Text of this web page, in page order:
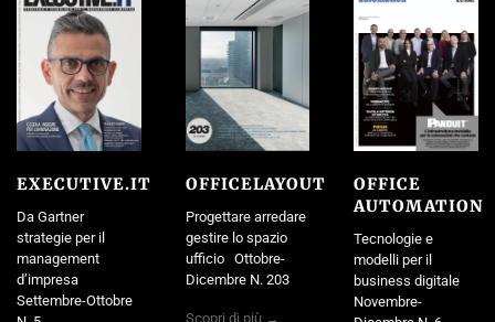
EXECUTIVE.IT
Da Gartner
strategie per il
management
d’impresa
Settembre-Ottobre
OFFICELAYOUT
Progettare arredare
gestire lo spazio
ufficio Ottobre-
Dicembre N. 203
Scopri di più →
OFFICE
AUTOMATION
Tecnologie e
modelli per il
business digitale
Novembre-